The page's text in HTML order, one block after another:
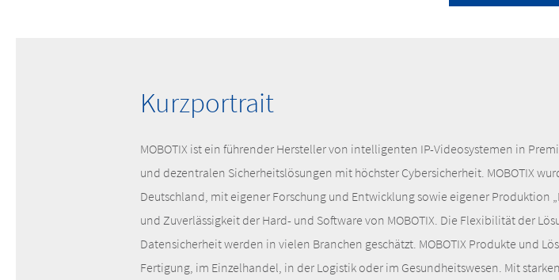
Kurzportrait
MOBOTIX ist ein führender Hersteller von intelligenten IP-Videosystemen in
und dezentralen Sicherheitslösungen mit höchster Cybersicherheit. MOBOTIX
Deutschland, mit eigener Forschung und Entwicklung sowie eigener Produktion
und Zuverlässigkeit der Hard- und Software von MOBOTIX. Die Flexibilität der
Datensicherheit werden in vielen Branchen geschätzt. MOBOTIX Produkte und
Fertigung, im Einzelhandel, in der Logistik oder im Gesundheitswesen. Mit